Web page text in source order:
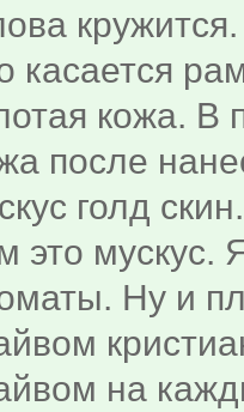
касается
кожа. В
после
голд
это
Ну и
на